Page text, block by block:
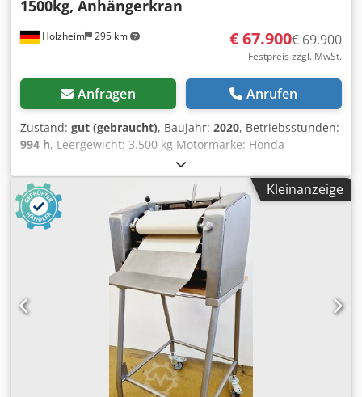
Holzheim 295 km
1500kg, Anhängerkran
€ 67.900€ 69.900
Festpreis zzgl. MwSt.
Anfragen Anrufen
Zustand: gut (gebraucht), Baujahr: 2020, Betriebsstunden:
994 h, Leergewicht: 3.500 kg Motormarke: Honda
Hubkapazität: 1.500 kg Hubhöhe: 3.000 cm CE-
Kennzeichnung: ja Technischer Zustand: gut Optischer
Zustand: gut Transportabmessungen (L x B x H): (L/B/H):
9,35 m / 2,36 m / 2,54 m Wenden Sie sich an Tobias Mayr,
um weitere Informationen zu erhalten. Böcker AHK30-1500
- 30m, 1500kg, BJ 2020 Anhängerkran aus 1. Hand mit
wenig Betriebsstunden Der Anhängerkran AHK 30 bietet
mit seinem bewährten Design und zuverlässiger
Steuerungstechnik den Einstieg in die Böcker Krantechnik.
Er erreicht Ausfahrlängen bis 30 m und hebt mit seinem
Teleskopmast aus Aluminium Nutzlasten bis 1.500 kg. Die
feinfühlige Steuerung führt alle Bewegungen punktgenau
aus. Hersteller: Böcker Modell: AHK30-1500 Baujahr: 2020 -
EZ 10/2020 Betriebsstunden abgelesen: 994 Stunden
Kleinanzeige